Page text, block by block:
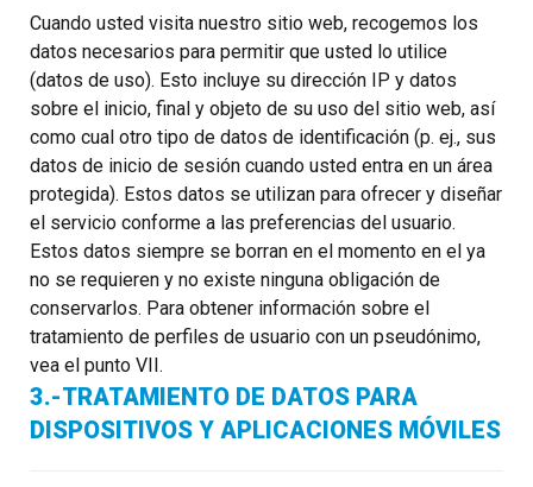
Cuando usted visita nuestro sitio web, recogemos los
datos necesarios para permitir que usted lo utilice
(datos de uso). Esto incluye su dirección IP y datos
sobre el inicio, final y objeto de su uso del sitio web, así
como cual otro tipo de datos de identificación (p. ej., sus
datos de inicio de sesión cuando usted entra en un área
protegida). Estos datos se utilizan para ofrecer y diseñar
el servicio conforme a las preferencias del usuario.
Estos datos siempre se borran en el momento en el ya
no se requieren y no existe ninguna obligación de
conservarlos. Para obtener información sobre el
tratamiento de perfiles de usuario con un pseudónimo,
vea el punto VII.
3.-TRATAMIENTO DE DATOS PARA
DISPOSITIVOS Y APLICACIONES MÓVILES